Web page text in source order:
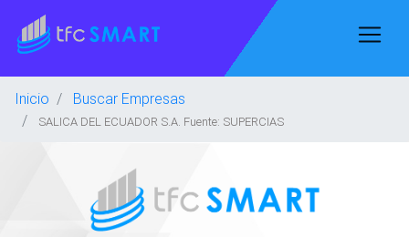
Inicio Buscar Empresas
SALICA DEL ECUADOR S.A. Fuente: SUPERCIAS